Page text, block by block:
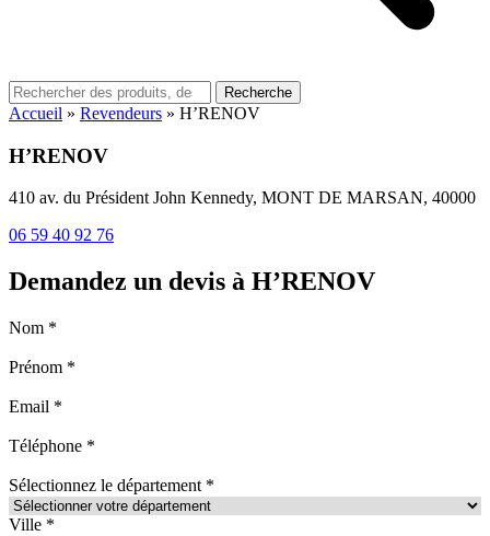
Recherche
Accueil » Revendeurs » H’RENOV
H’RENOV
410 av. du Président John Kennedy, MONT DE MARSAN, 40000
06 59 40 92 76
Demandez un devis à H’RENOV
Nom *
Prénom *
Email *
Téléphone *
Sélectionnez le département *
Ville *